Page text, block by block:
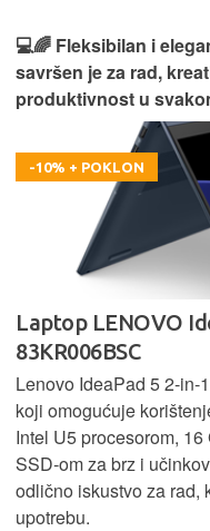
💻🌈 Fleksibilan i
savršen je za rad,
produktivnost u
-10% + POKLON
Laptop LENOVO
83KR006BSC
Lenovo IdeaPad 5
koji omogućuje
Intel U5 procesorom,
SSD‑om za brz i
odlično iskustvo za rad,
upotrebu.